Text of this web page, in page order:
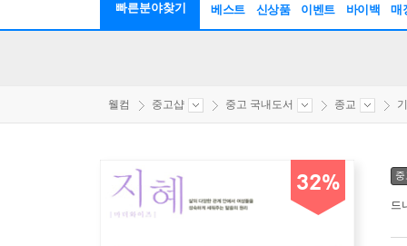
빠른분야찾기 베스트 신상품 이벤트 바이백 매
웰컴 중고샵 중고 국내도서 종교
32%
드